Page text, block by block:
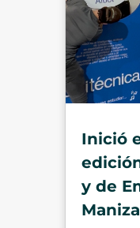
Inició
y de